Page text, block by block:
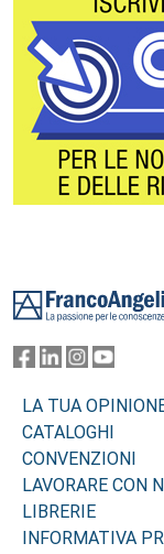
LA TUA
CATALOGHI
CONVENZIONI
LAVORARE CON
LIBRERIE
INFORMATIVA